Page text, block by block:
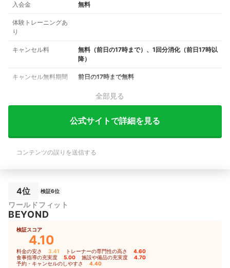
入会金 無料
体験トレーニングあ
り
キャンセル料
無料（前日の17時まで）、1回分消化（前日17時以
降）
キャンセル無料期間 前日の17時まで無料
全部見る
公式サイトで詳細を見る
コンテンツの誤りを送信する
4位 検証6位
ワールドフィット
BEYOND
検証スコア
4.10
料金の安さ 3.41 トレーナーの専門性の高さ 4.60
食事指導の充実度 5.00 施設や備品の充実度 4.70
予約・キャンセルのしやすさ 4.40